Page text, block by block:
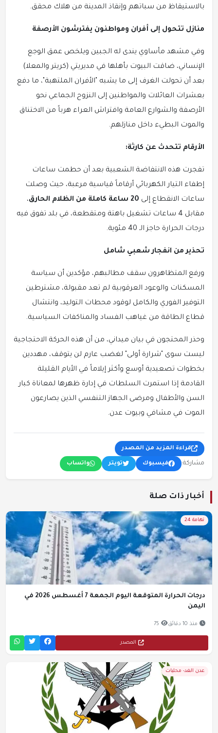
بالاستيقاظ من سباتهم وإنقاذ المدينة من هلاك محقق.
منازل تتحول إلى أفران ومواطنون يفترشون الأرصفة
وفي مشهد مأساوي يندى له الجبين ويلخص عمق الوجع
الإنساني، ضاقت البيوت بأهلها في مديريتي (كريتر والمعلا)
بعد أن تحولت الغرف إلى ما يشبه "الأفران الملتهبة"، ما دفع
بعشرات العائلات والمواطنين إلى النزوح الجماعي نحو
الأرصفة والشوارع العامة وافتراش العراء هرباً من الاختناق
والموت البطيء داخل منازلهم.
الأرقام تتحدث عن كارثة:
تفجرت هذه الانتفاضة الشعبية بعد أن حطمت ساعات
إطفاء التيار الكهربائي أرقاماً قياسية مرعبة، حيث وصلت
ساعات الانقطاع إلى 20 ساعة كاملة من الظلام الحارق
،
مقابل 4 ساعات تشغيل باهتة ومتقطعة، في بلد تفوق فيه
درجات الحرارة حاجز الـ 40 مئوية.
تحذير من انفجار شعبي شامل
ورفع المتظاهرون سقف مطالبهم، مؤكدين أن سياسة
المسكنات والوعود العرقوبية لم تعد مقبولة، مشترطين
التوفير الفوري والكامل لوقود محطات التوليد، وانتشال
قطاع الطاقة من غياهب الفساد والمناكفات السياسية.
وحذر المحتجون في بيان ميداني، من أن هذه الحركة الاحتجاجية
ليست سوى "شرارة أولى" لغضب عارم لن يتوقف، مهددين
بخطوات تصعيدية أوسع وأكثر إيلاماً في الأيام القليلة
القادمة إذا استمرت السلطات في إدارة ظهرها لمعاناة كبار
السن والأطفال ومرضى الجهاز التنفسي الذين يصارعون
الموت في مشافي وبيوت عدن.
قراءة المزيد من المصدر
مشاركة: فيسبوك تويتر واتساب
أخبار ذات صلة
تهامة 24
درجات الحرارة المتوقعة اليوم الجمعة 7 أغسطس 2026 في
اليمن
منذ 10 دقائق 75
المصدر
عدن الغد- محليات